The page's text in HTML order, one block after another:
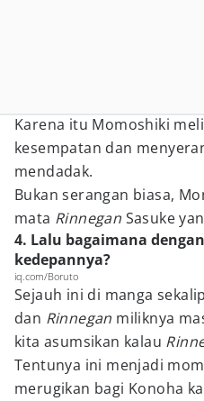
Karena itu Momoshiki
kesempatan dan
mendadak.
Bukan serangan biasa,
mata Rinnegan Sasuke
4. Lalu bagaimana
kedepannya?
iq.com/Boruto
Sejauh ini di manga
dan Rinnegan miliknya
kita asumsikan kalau
Tentunya ini menjadi
merugikan bagi Konoha